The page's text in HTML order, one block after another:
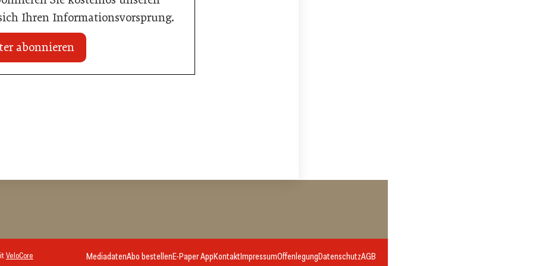
Ihren Informationsvorsprung.
abonnieren
VeloCore MediadatenAbo bestellenE-Paper AppKontaktImpressumOffenlegungDatenschutzAGB